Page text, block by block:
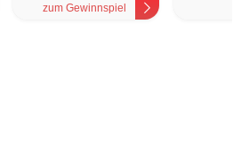
zum Gewinnspiel